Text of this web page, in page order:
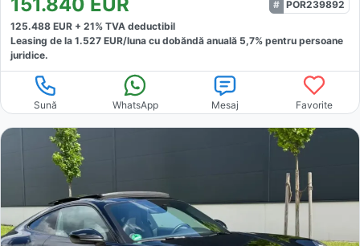
POR239892
125.488 EUR + 21% TVA deductibil
Leasing de la 1.527 EUR/luna cu dobăndă anuală 5,7% pentru persoane
juridice.
Sună WhatsApp Mesaj Favorite